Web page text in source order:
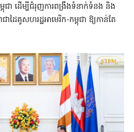
ា​ ដេីម្បីជំរុញការពង្រឹងទំនាក់ទំនង និង
ាដៃគូសហរដ្ឋអាមេរិក-កម្ពុជា ឱ្យកាន់តែ